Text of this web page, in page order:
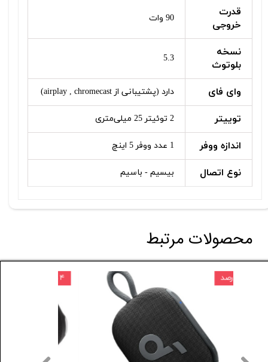
قدرت
خروجی
90 وات
نسخه
بلوتوث
5.3
وای فای دارد (پشتیبانی از airplay , chromecast)
توییتر 2 توئیتر 25 میلی‌متری
اندازه ووفر 1 عدد ووفر 5 اینچ
نوع اتصال بیسیم - باسیم
محصولات مرتبط
۱۴ درصد